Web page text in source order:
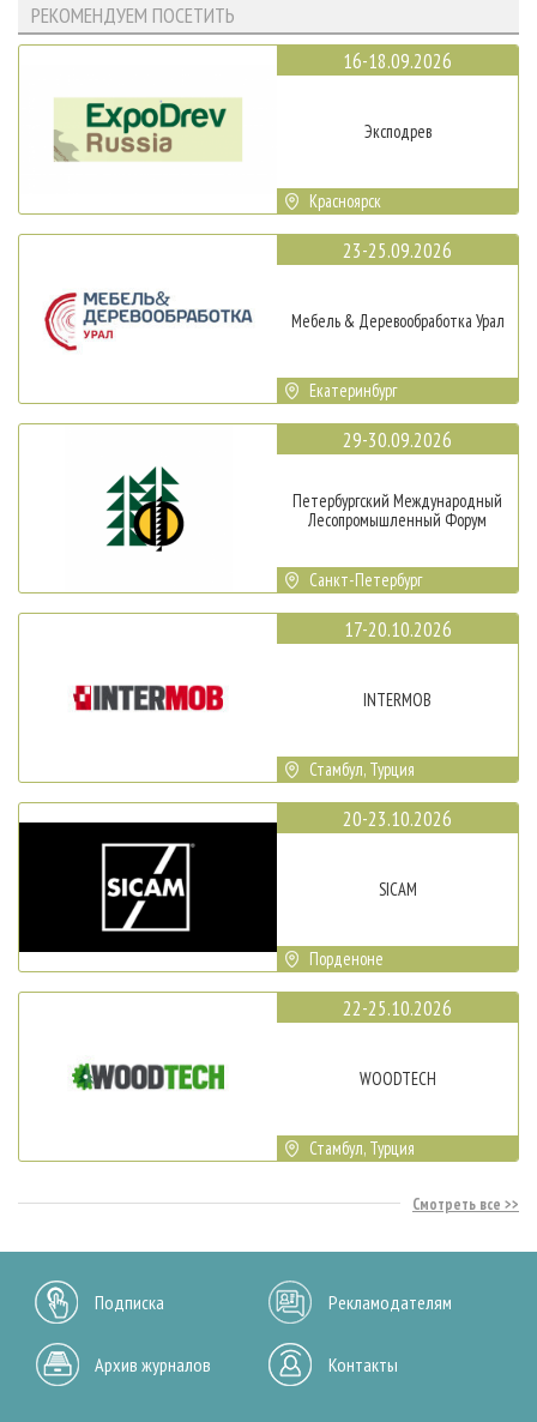
РЕКОМЕНДУЕМ ПОСЕТИТЬ
16-18.09.2026
Эксподрев
Красноярск
23-25.09.2026
Мебель & Деревообработка Урал
Екатеринбург
29-30.09.2026
Петербургский Международный
Лесопромышленный Форум
Санкт-Петербург
17-20.10.2026
INTERMOB
Стамбул, Турция
20-23.10.2026
SICAM
Порденоне
22-25.10.2026
WOODTECH
Стамбул, Турция
Смотреть все
Подписка Рекламодателям
Архив журналов Контакты